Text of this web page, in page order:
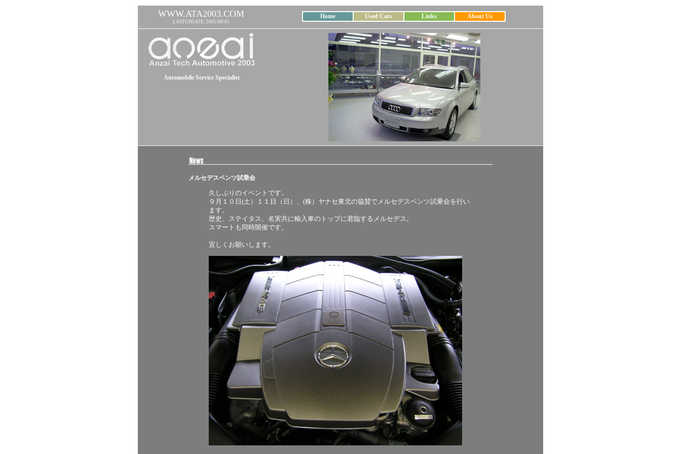
WWW.ATA2003.COM
LASTUPDATE: 2005/09/05
Home Used Cars Links About Us
Automobile Service Specialist
メルセデスベンツ試乗会
久しぶりのイベントです。
９月１０日(土）１１日（日）、(株）ヤナセ東北の協賛でメルセデスベンツ試乗会を行い
ます。
歴史、ステイタス、名実共に輸入車のトップに君臨するメルセデス。
スマートも同時開催です。
宜しくお願いします。